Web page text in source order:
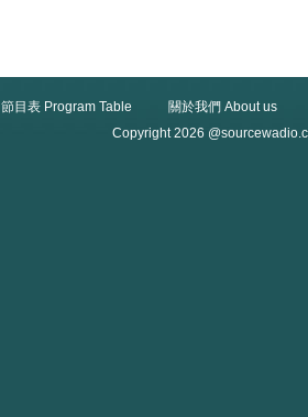
節目表 Program Table
關於我們 About us
Copyright 2026